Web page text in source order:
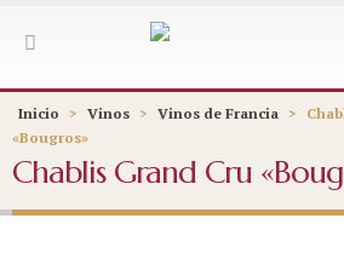
Inicio > Vinos > Vinos de Francia >
«Bougros»
Chablis Grand Cru